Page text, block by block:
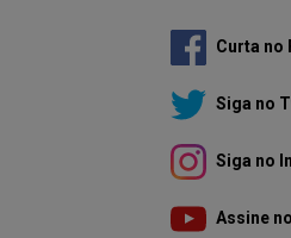
Curta no
Siga no
Siga no
Assine